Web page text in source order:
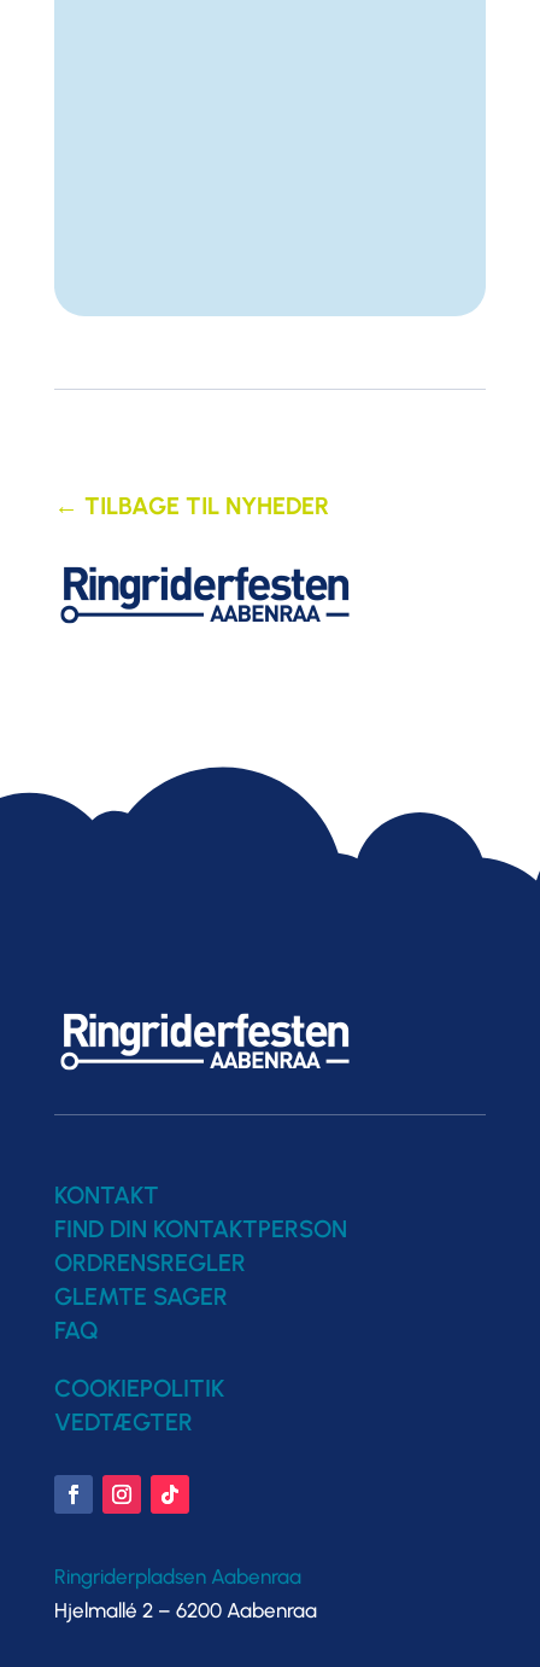
← TILBAGE TIL NYHEDER
KONTAKT
FIND DIN KONTAKTPERSON
ORDRENSREGLER
GLEMTE SAGER
FAQ
COOKIEPOLITIK
VEDTÆGTER
Ringriderpladsen Aabenraa
Hjelmallé 2 – 6200 Aabenraa